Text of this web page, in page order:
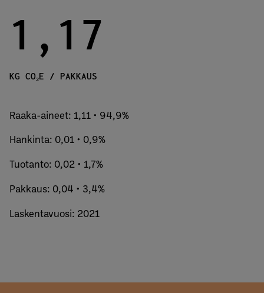
1,17
KG CO₂E / PAKKAUS
Raaka-aineet: 1,11 • 94,9%
Hankinta: 0,01 • 0,9%
Tuotanto: 0,02 • 1,7%
Pakkaus: 0,04 • 3,4%
Laskentavuosi: 2021